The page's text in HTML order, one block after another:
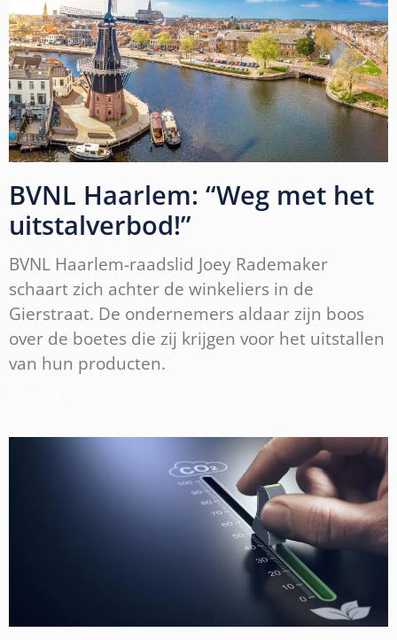
BVNL Haarlem: “Weg met het
uitstalverbod!”
BVNL Haarlem-raadslid Joey Rademaker
schaart zich achter de winkeliers in de
Gierstraat. De ondernemers aldaar zijn boos
over de boetes die zij krijgen voor het uitstallen
van hun producten.